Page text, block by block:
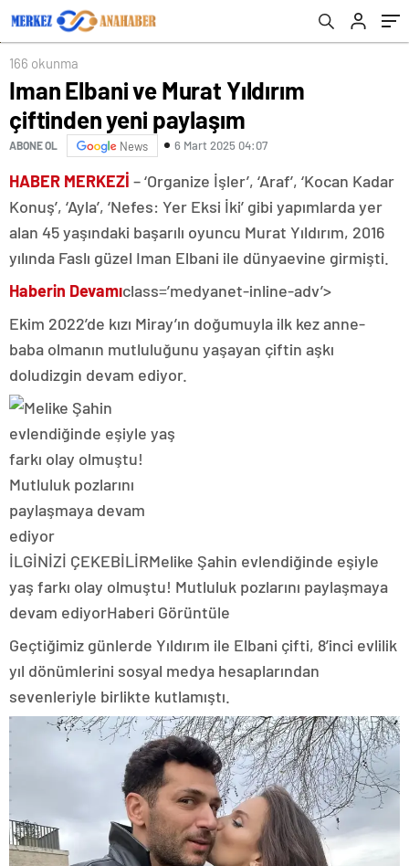
166 okunma
Iman Elbani ve Murat Yıldırım
çiftinden yeni paylaşım
ABONE OL News 6 Mart 2025 04:07
HABER MERKEZİ – ‘Organize İşler’, ‘Araf’, ‘Kocan Kadar
Konuş’, ‘Ayla’, ‘Nefes: Yer Eksi İki’ gibi yapımlarda yer
alan 45 yaşındaki başarılı oyuncu Murat Yıldırım, 2016
yılında Faslı güzel Iman Elbani ile dünyaevine girmişti.
Haberin Devamıclass=’medyanet-inline-adv’>
Ekim 2022’de kızı Miray’ın doğumuyla ilk kez anne-
baba olmanın mutluluğunu yaşayan çiftin aşkı
doludizgin devam ediyor.
İLGİNİZİ ÇEKEBİLİRMelike Şahin evlendiğinde eşiyle
yaş farkı olay olmuştu! Mutluluk pozlarını paylaşmaya
devam ediyorHaberi Görüntüle
Geçtiğimiz günlerde Yıldırım ile Elbani çifti, 8’inci evlilik
yıl dönümlerini sosyal medya hesaplarından
sevenleriyle birlikte kutlamıştı.